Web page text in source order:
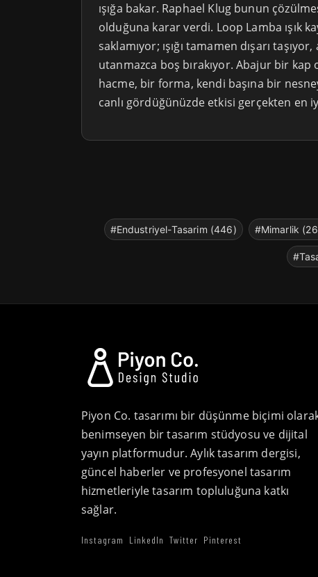
ışığa bakar. Raphael Klug bunun
olduğuna karar verdi. Loop Lamba ışık
saklamıyor; ışığı tamamen dışarı
utanmazca boş bırakıyor. Abajur bir kap
hacme, bir forma, kendi başına bir
canlı gördüğünüzde etkisi gerçekten en
#Endustriyel-Tasarim (446) #Mimarlik
Piyon Co. tasarımı bir düşünme biçimi
benimseyen bir tasarım stüdyosu ve dijital
yayın platformudur. Aylık tasarım dergisi,
güncel haberler ve profesyonel tasarım
hizmetleriyle tasarım topluluğuna katkı
sağlar.
Instagram LinkedIn Twitter Pinterest